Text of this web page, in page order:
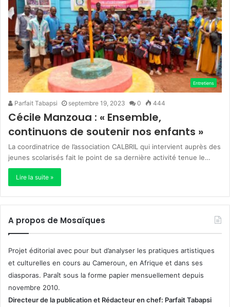
Entretiens
Parfait Tabapsi septembre 19, 2023 0 444
Cécile Manzoua : « Ensemble,
continuons de soutenir nos enfants »
La coordinatrice de l’association CALBRIL qui intervient auprès des
jeunes scolarisés fait le point de sa dernière activité tenue le…
Lire la suite »
A propos de Mosaïques
Projet éditorial avec pour but d’analyser les pratiques artistiques
et culturelles en cours au Cameroun, en Afrique et dans ses
diasporas. Paraît sous la forme papier mensuellement depuis
novembre 2010.
Directeur de la publication et Rédacteur en chef: Parfait Tabapsi